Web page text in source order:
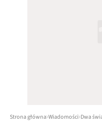
Strona główna Wiadomości